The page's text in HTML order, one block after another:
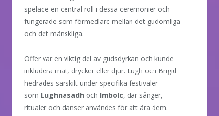
spelade en central roll i dessa ceremonier och
fungerade som förmedlare mellan det gudomliga
och det mänskliga.
Offer var en viktig del av gudsdyrkan och kunde
inkludera mat, drycker eller djur. Lugh och Brigid
hedrades särskilt under specifika festivaler
som Lughnasadh och Imbolc, där sånger,
ritualer och danser användes för att ära dem.